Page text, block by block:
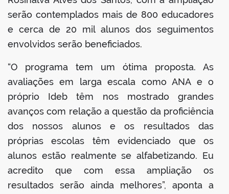
serão contemplados mais de 800 educadores
e cerca de 20 mil alunos dos seguimentos
envolvidos serão beneficiados.
“O programa tem um ótima proposta. As
avaliações em larga escala como ANA e o
próprio Ideb têm nos mostrado grandes
avanços com relação a questão da proficiência
dos nossos alunos e os resultados das
próprias escolas têm evidenciado que os
alunos estão realmente se alfabetizando. Eu
acredito que com essa ampliação os
resultados serão ainda melhores”, aponta a